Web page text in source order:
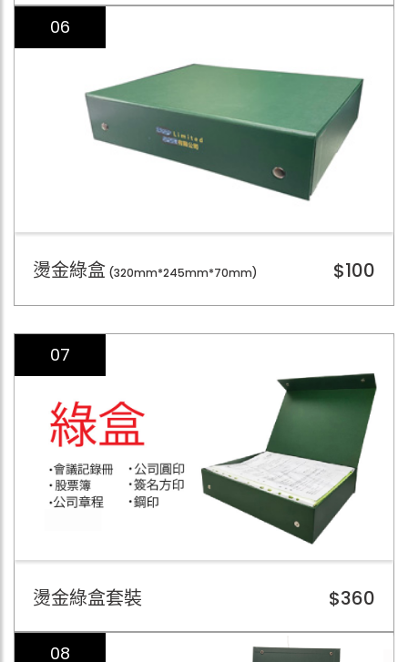
06
燙金綠盒 (320mm*245mm*70mm) $100
07
燙金綠盒套裝 $360
08